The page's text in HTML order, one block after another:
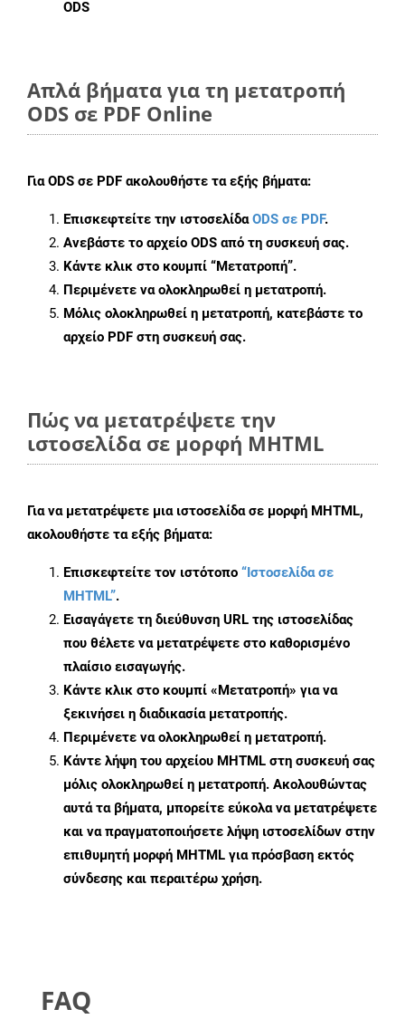
ODS
Απλά βήματα για τη μετατροπή
ODS σε PDF Online
ΓιαODS σε PDF ακολουθήστε τα εξής βήματα:
Επισκεφτείτε την ιστοσελίδαODS σε PDF.
Ανεβάστε το αρχείο ODS από τη συσκευή σας.
Κάντε κλικ στο κουμπί “Μετατροπή”.
Περιμένετε να ολοκληρωθεί η μετατροπή.
Μόλις ολοκληρωθεί η μετατροπή, κατεβάστε το
αρχείο PDF στη συσκευή σας.
Πώς να μετατρέψετε την
ιστοσελίδα σε μορφή MHTML
Για να μετατρέψετε μια ιστοσελίδα σε μορφή MHTML,
ακολουθήστε τα εξής βήματα:
Επισκεφτείτε τον ιστότοπο “Ιστοσελίδα σε
MHTML”.
Εισαγάγετε τη διεύθυνση URL της ιστοσελίδας
που θέλετε να μετατρέψετε στο καθορισμένο
πλαίσιο εισαγωγής.
Κάντε κλικ στο κουμπί «Μετατροπή» για να
ξεκινήσει η διαδικασία μετατροπής.
Περιμένετε να ολοκληρωθεί η μετατροπή.
Κάντε λήψη του αρχείου MHTML στη συσκευή σας
μόλις ολοκληρωθεί η μετατροπή. Ακολουθώντας
αυτά τα βήματα, μπορείτε εύκολα να μετατρέψετε
και να πραγματοποιήσετε λήψη ιστοσελίδων στην
επιθυμητή μορφή MHTML για πρόσβαση εκτός
σύνδεσης και περαιτέρω χρήση.
FAQ